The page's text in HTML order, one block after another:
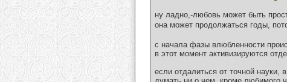
ну ладно,-любовь может быть
она может продолжаться годы,
с начала фазы влюбленности
в этот момент активизируются
если отдалиться от точной науки,